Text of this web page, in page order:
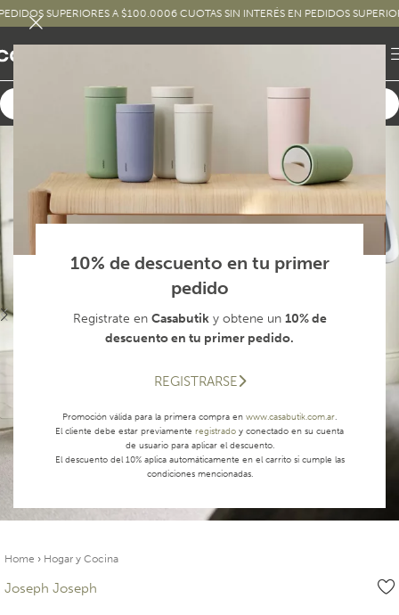
10% de descuento en tu primer
pedido
Registrate en Casabutiky obtene un 10% de
descuento en tu primer pedido.
REGISTRARSE
Promoción válida para la primera compra en www.casabutik.com.ar.
El cliente debe estar previamente registrado y conectado en su cuenta
de usuario para aplicar el descuento.
El descuento del 10% aplica automáticamente en el carrito si cumple las
condiciones mencionadas.
SUPERIORES A $100.0006 CUOTAS SIN INTERÉS EN PEDIDOS SUPERIORES
Home › Hogar y Cocina
Joseph Joseph